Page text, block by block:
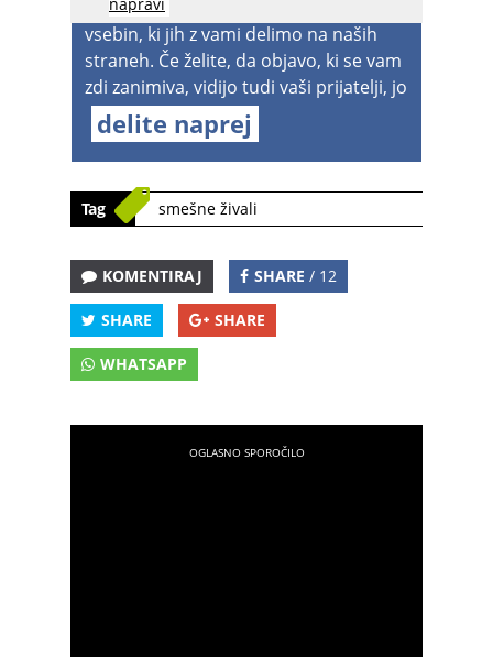
boste v prihodnje lahko videvali manj
vsebin, ki jih z vami delimo na naših
straneh. Če želite, da objavo, ki se vam
zdi zanimiva, vidijo tudi vaši prijatelji, jo
delite naprej
Tag smešne živali
KOMENTIRAJ SHARE / 12
SHARE SHARE
WHATSAPP